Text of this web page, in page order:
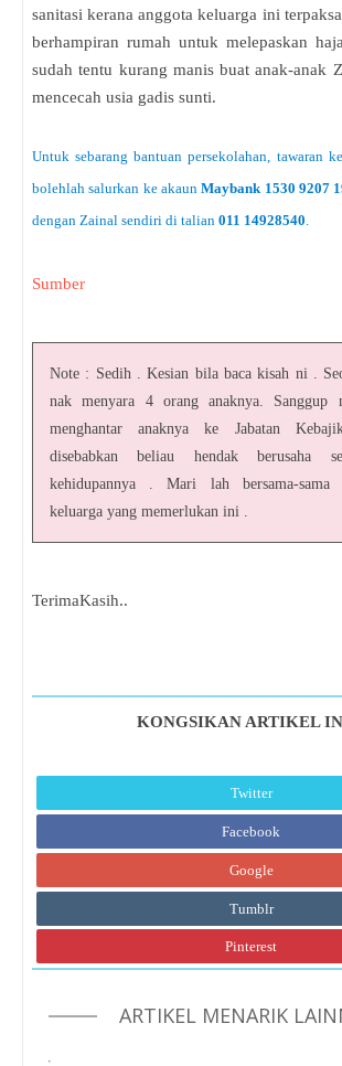
sanitasi kerana anggota keluarga ini
berhampiran rumah untuk melepaskan
sudah tentu kurang manis buat anak-anak
mencecah usia gadis sunti.
Untuk sebarang bantuan persekolahan, tawaran
bolehlah salurkan ke akaunMaybank 1530 9207
dengan Zainal sendiri di talian 011 14928540
Sumber
Note : Sedih . Kesian bila baca kisah ni .
nak menyara 4 orang anaknya. Sanggup
menghantar anaknya ke Jabatan
disebabkan beliau hendak berusaha
kehidupannya . Mari lah bersama-sama
keluarga yang memerlukan ini .
TerimaKasih..
KONGSIKAN ARTIKEL
Twitter
Facebook
Google
Tumblr
Pinterest
ARTIKEL MENARIK